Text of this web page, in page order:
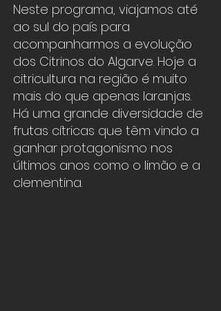
Neste programa, viajamos até
ao sul do país para
acompanharmos a evolução
dos Citrinos do Algarve. Hoje a
citricultura na região é muito
mais do que apenas laranjas.
Há uma grande diversidade de
frutas cítricas que têm vindo a
ganhar protagonismo nos
últimos anos como o limão e a
clementina.